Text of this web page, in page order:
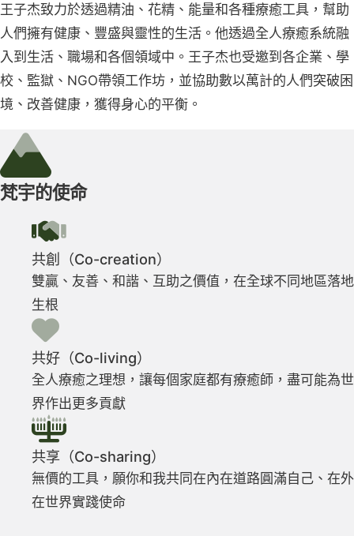
王子杰致力於透過精油、花精、能量和各種療癒工具，幫助
人們擁有健康、豐盛與靈性的生活。他透過全人療癒系統融
入到生活、職場和各個領域中。王子杰也受邀到各企業、學
校、監獄、NGO帶領工作坊，並協助數以萬計的人們突破困
境、改善健康，獲得身心的平衡。
梵宇的使命
共創（Co-creation）
雙贏、友善、和諧、互助之價值，在全球不同地區落地
生根
共好（Co-living）
全人療癒之理想，讓每個家庭都有療癒師，盡可能為世
界作出更多貢獻
共享（Co-sharing）
無價的工具，願你和我共同在內在道路圓滿自己、在外
在世界實踐使命